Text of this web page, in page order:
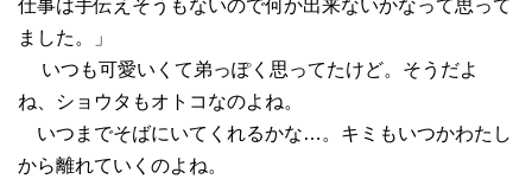
仕事は手伝えそうもないので何か出来ないかなって思って
ました。」
いつも可愛いくて弟っぽく思ってたけど。そうだよ
ね、ショウタもオトコなのよね。
いつまでそばにいてくれるかな…。キミもいつかわたし
から離れていくのよね。